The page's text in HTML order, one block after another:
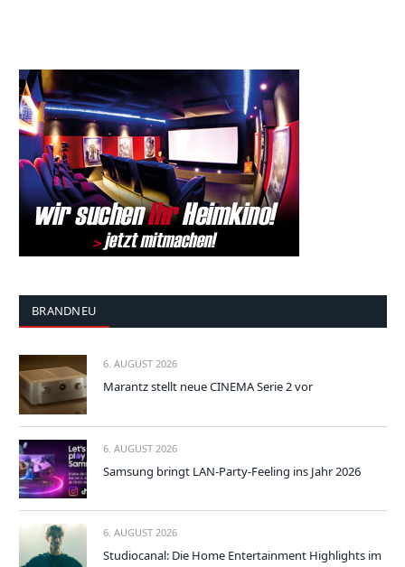
BRANDNEU
6. AUGUST 2026
Marantz stellt neue CINEMA Serie 2 vor
6. AUGUST 2026
Samsung bringt LAN-Party-Feeling ins Jahr 2026
6. AUGUST 2026
Studiocanal: Die Home Entertainment Highlights im